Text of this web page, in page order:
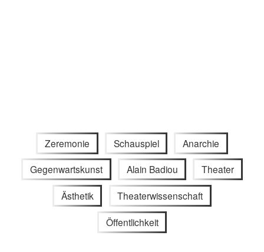
Zeremonie Schauspiel Anarchie
Gegenwartskunst Alain Badiou Theater
Ästhetik Theaterwissenschaft
Öffentlichkeit